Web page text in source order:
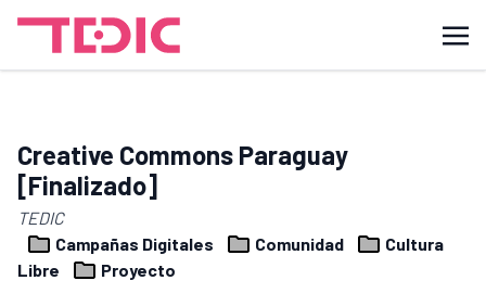
Creative Commons Paraguay
[Finalizado]
TEDIC
Campañas Digitales
Comunidad
Cultura
Libre
Proyecto